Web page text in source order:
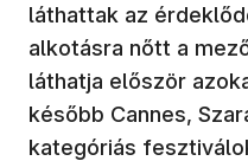
láthattak az
alkotásra nőtt a
láthatja először
később Cannes,
kategóriás